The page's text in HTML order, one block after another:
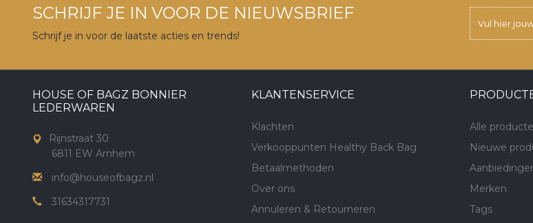
SCHRIJF JE IN VOOR DE NIEUWSBRIEF
Schrijf je in voor de laatste acties en trends!
HOUSE OF BAGZ BONNIER
LEDERWAREN
Rijnstraat 30
6811 EW Arnhem
info@houseofbagz.nl
31634317731
KLANTENSERVICE
Klachten
Verkooppunten Healthy Back Bag
Betaalmethoden
Over ons
Annuleren & Retourneren
Alle
Nieuwe
Merken
Tags